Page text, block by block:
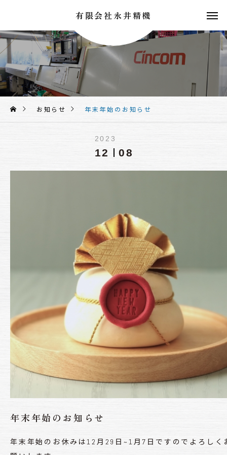
有限会社永井精機
お知らせ 年末年始のお知らせ
2023
12 08
年末年始のお知らせ
年末年始のお休みは12月29日~1月7日ですのでよろしく